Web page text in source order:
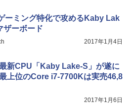
ーミング特化で攻めるKaby Lak
ザーボード
2017年1月4日
新CPU「Kaby Lake-S」が遂に
上位のCore i7-7700Kは実売46,8
2017年1月6日